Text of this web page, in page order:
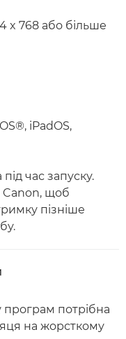
x 768 або більше
iPadOS,
час запуску.
Canon, щоб
пізніше
програм потрібна
на жорсткому